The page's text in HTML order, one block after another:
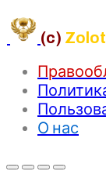
(c)
О нас